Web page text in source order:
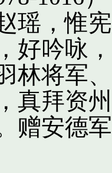
瑶，惟
好吟咏
林将军
真拜资
赠安德